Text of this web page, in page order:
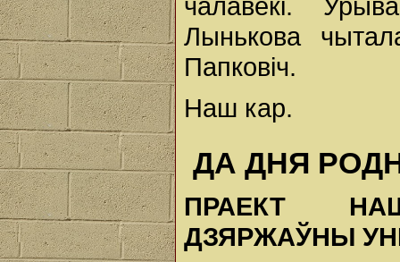
Лынькова
Папковіч.
Наш кар.
ДА ДНЯ
ПРАЕКТ
ДЗЯРЖАЎНЫ